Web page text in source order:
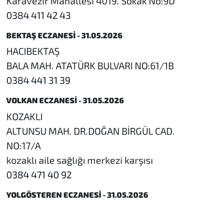
0384 411 42 43
BEKTAŞ ECZANESİ - 31.05.2026
HACIBEKTAŞ
BALA MAH. ATATÜRK BULVARI NO:61/1B
0384 441 31 39
VOLKAN ECZANESİ - 31.05.2026
KOZAKLI
ALTUNSU MAH. DR.DOĞAN BİRGÜL CAD.
NO:17/A
kozaklı aile sağlığı merkezi karşısı
0384 471 40 92
YOLGÖSTEREN ECZANESİ - 31.05.2026